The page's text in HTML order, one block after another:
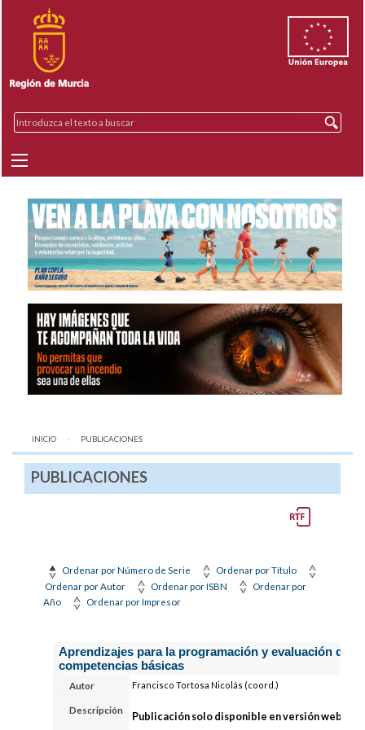
INICIO AQUÍ:
PUBLICACIONES
PUBLICACIONES
Ordenar por Número de Serie
Ordenar por Título
Ordenar por Autor
Ordenar por ISBN
Ordenar por
Año
Ordenar por Impresor
Aprendizajes para la programación y evaluación de
competencias básicas
Autor Francisco Tortosa Nicolás (coord.)
Descripción
Publicación solo disponible en versión web